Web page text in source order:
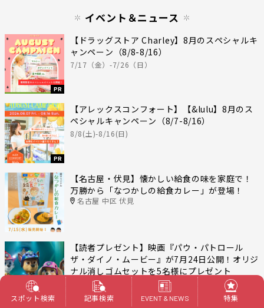
イベント＆ニュース
PR
【ドラッグストア Charley】8月のスペシャルキ
ャンペーン（8/8-8/16）
7/17（金）-7/26（日）
PR
【アレックスコンフォート】【&lulu】8月のス
ペシャルキャンペーン（8/7-8/16）
8/8(土)-8/16(日)
【名古屋・伏見】懐かしい給食の味を家庭で！
万勝から「なつかしの給食カレー」が登場！
名古屋 中区 伏見
【読者プレゼント】映画『パウ・パトロール
ザ・ダイノ・ムービー』が7月24日公開！オリジ
ナル消しゴムセットを5名様にプレゼント
応募締切：2026年8月15日（金）17:00〆切
スポット検索
記事検索 EVENT & NEWS 特集